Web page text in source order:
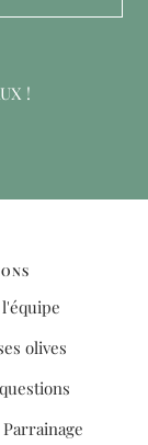
!
olives